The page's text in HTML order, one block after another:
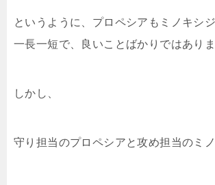
というように、プロペシアもミノキシ
一長一短で、良いことばかりではありま
しかし、
守り担当のプロペシアと攻め担当のミノ